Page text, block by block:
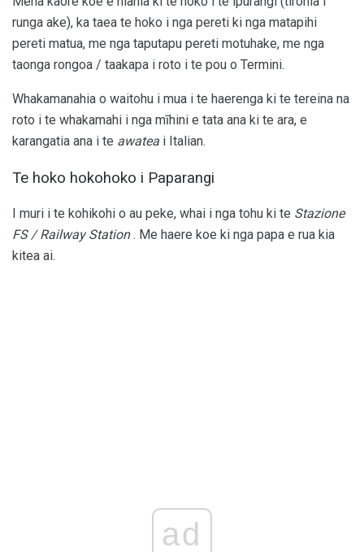
runga ake), ka taea te hoko i nga pereti ki nga matapihi
pereti matua, me nga taputapu pereti motuhake, me nga
taonga rongoa / taakapa i roto i te pou o Termini.
Whakamanahia o waitohu i mua i te haerenga ki te tereina na
roto i te whakamahi i nga mīhini e tata ana ki te ara, e
karangatia ana i te awatea i Italian.
Te hoko hokohoko i Paparangi
I muri i te kohikohi o au peke, whai i nga tohu ki te Stazione
FS / Railway Station. Me haere koe ki nga papa e rua kia
kitea ai.
ad